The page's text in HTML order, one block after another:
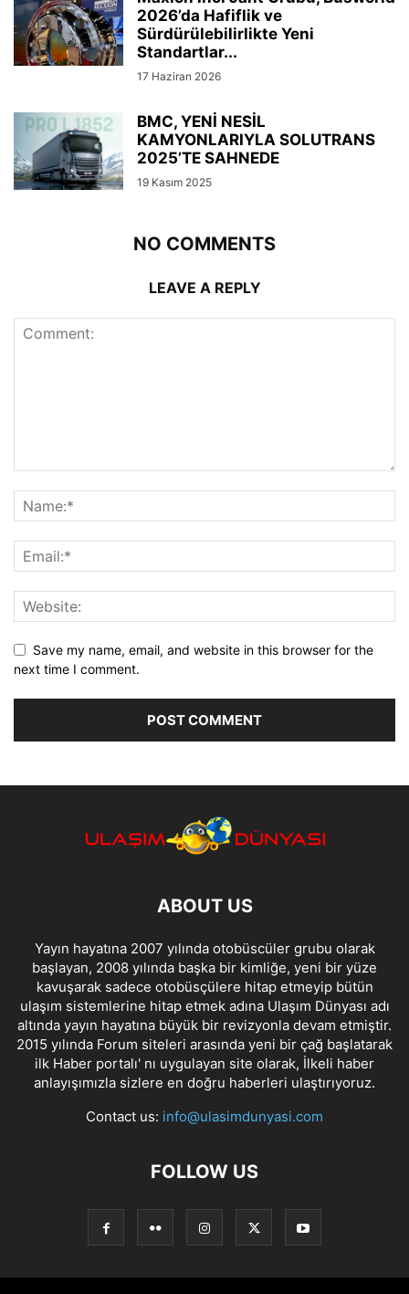
2026’da Hafiflik ve
Sürdürülebilirlikte Yeni
Standartlar...
17 Haziran 2026
BMC, YENİ NESİL
KAMYONLARIYLA SOLUTRANS
2025’TE SAHNEDE
19 Kasım 2025
NO COMMENTS
LEAVE A REPLY
Save my name, email, and website in this browser for the
next time I comment.
ABOUT US
Yayın hayatına 2007 yılında otobüscüler grubu olarak
başlayan, 2008 yılında başka bir kimliğe, yeni bir yüze
kavuşarak sadece otobüsçülere hitap etmeyip bütün
ulaşım sistemlerine hitap etmek adına Ulaşım Dünyası adı
altında yayın hayatına büyük bir revizyonla devam etmiştir.
2015 yılında Forum siteleri arasında yeni bir çağ başlatarak
ilk Haber portalı' nı uygulayan site olarak, İlkeli haber
anlayışımızla sizlere en doğru haberleri ulaştırıyoruz.
Contact us: info@ulasimdunyasi.com
FOLLOW US